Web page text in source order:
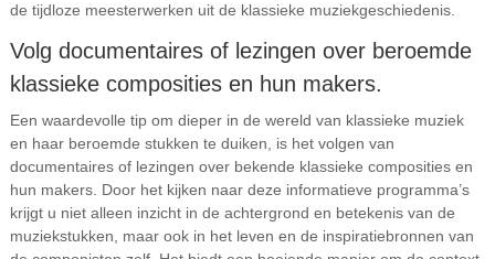
de tijdloze meesterwerken uit de klassieke muziekgeschiedenis.
Volg documentaires of lezingen over beroemde
klassieke composities en hun makers.
Een waardevolle tip om dieper in de wereld van klassieke muziek
en haar beroemde stukken te duiken, is het volgen van
documentaires of lezingen over bekende klassieke composities en
hun makers. Door het kijken naar deze informatieve programma’s
krijgt u niet alleen inzicht in de achtergrond en betekenis van de
muziekstukken, maar ook in het leven en de inspiratiebronnen van